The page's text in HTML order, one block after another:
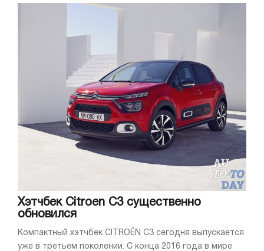
Хэтчбек Citroen C3 существенно
обновился
Компактный хэтчбек CITROЁN C3 сегодня выпускается
уже в третьем поколении. С конца 2016 года в мире